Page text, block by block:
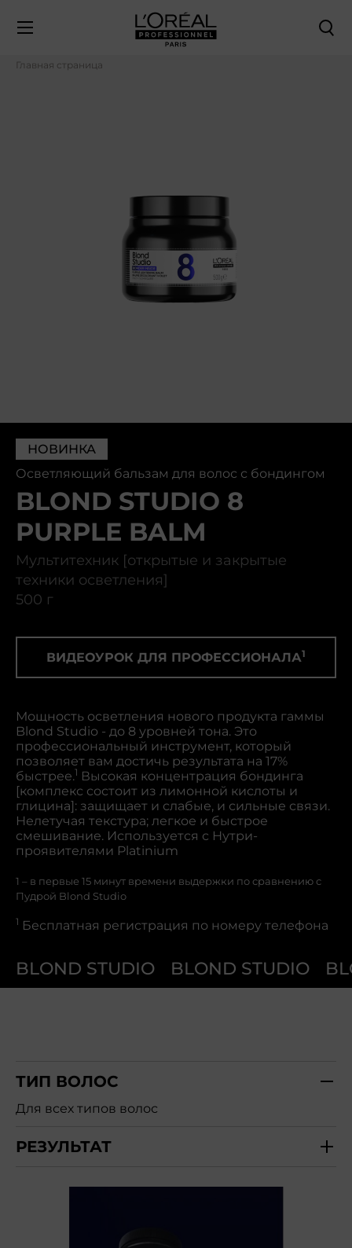
Главная страница
НОВИНКА
Осветляющий бальзам для волос с бондингом
BLOND STUDIO 8
PURPLE BALM
Мультитехник [открытые и закрытые
техники осветления]
500 г
ВИДЕОУРОК ДЛЯ ПРОФЕССИОНАЛА1
BLOND STUDIO BLOND STUDIO
Мощность осветления нового продукта гаммы
Blond Studio - до 8 уровней тона. Это
профессиональный инструмент, который
позволяет вам достичь результата на 17%
быстрее.1 Высокая концентрация бондинга
[комплекс состоит из лимонной кислоты и
глицина]: защищает и слабые, и сильные связи.
Нелетучая текстура; легкое и быстрое
смешивание. Используется с Нутри-
проявителями Platinium
1 – в первые 15 минут времени выдержки по сравнению с
Пудрой Blond Studio
1 Бесплатная регистрация по номеру телефона
ТИП ВОЛОС
Для всех типов волос
РЕЗУЛЬТАТ